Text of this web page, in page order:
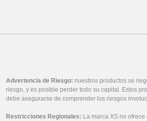
Advertencia de Riesgo: nuestros productos se
riesgo, y es posible perder todo su capital. Estos
debe asegurarse de comprender los riesgos
Restricciones Regionales: La marca XS no